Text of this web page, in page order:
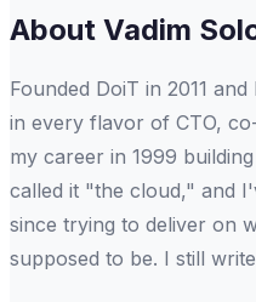
About Vadim
Founded DoiT in 2011
in every flavor of CTO,
my career in 1999
called it "the cloud," and
since trying to deliver on
supposed to be. I still